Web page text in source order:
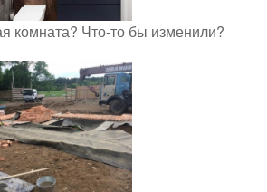
комната? Что-то бы изменили?